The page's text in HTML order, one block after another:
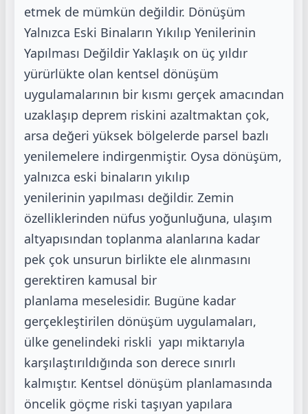
etmek de mümkün değildir. Dönüşüm
Yalnızca Eski Binaların Yıkılıp Yenilerinin
Yapılması Değildir Yaklaşık on üç yıldır
yürürlükte olan kentsel dönüşüm
uygulamalarının bir kısmı gerçek amacından
uzaklaşıp deprem riskini azaltmaktan çok,
arsa değeri yüksek bölgelerde parsel bazlı
yenilemelere indirgenmiştir. Oysa dönüşüm,
yalnızca eski binaların yıkılıp
yenilerinin yapılması değildir. Zemin
özelliklerinden nüfus yoğunluğuna, ulaşım
altyapısından toplanma alanlarına kadar
pek çok unsurun birlikte ele alınmasını
gerektiren kamusal bir
planlama meselesidir. Bugüne kadar
gerçekleştirilen dönüşüm uygulamaları,
ülke genelindeki riskli yapı miktarıyla
karşılaştırıldığında son derece sınırlı
kalmıştır. Kentsel dönüşüm planlamasında
öncelik göçme riski taşıyan yapılara